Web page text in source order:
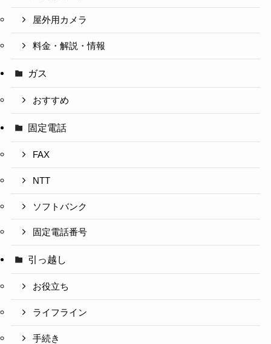
屋外用カメラ
料金・解説・情報
ガス
おすすめ
固定電話
FAX
NTT
ソフトバンク
固定電話番号
引っ越し
お役立ち
ライフライン
手続き